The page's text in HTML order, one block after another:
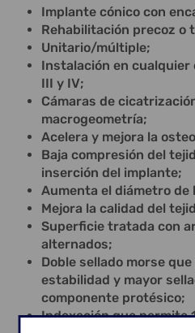
Implante cónico con
Rehabilitación precoz o
Unitario/múltiple;
Instalación en cualquier
III y IV;
Cámaras de
macrogeometría;
Acelera y mejora la
Baja compresión del
inserción del implante;
Aumenta el diámetro de
Mejora la calidad del
Superficie tratada con
alternados;
Doble sellado morse
estabilidad y mayor
componente protésico;
Indexación que permite